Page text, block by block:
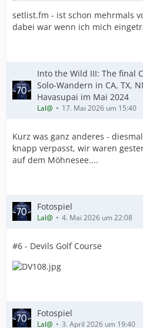
setlist.fm - ist schon mehrmals
dabei war wenn ich mich
Into the Wild III: The final
Solo-Wandern in CA, TX,
Havasupai im Mai 2024
Lal@ 17. Mai 2026 um 15:40
Kurz was ganz anderes -
knapp verpasst, wir waren
auf dem Möhnesee....
Fotospiel
Lal@ 4. Mai 2026 um 22:08
#6 - Devils Golf Course
Fotospiel
Lal@ 3. April 2026 um 19:40